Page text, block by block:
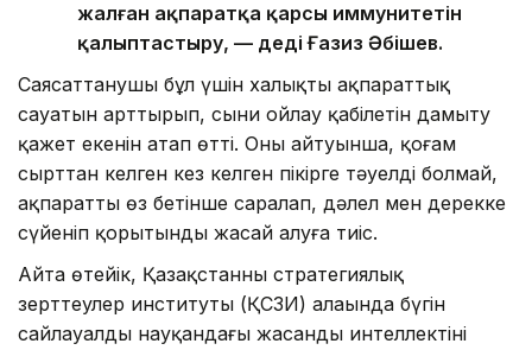
жалған ақпаратқа қарсы иммунитетін
қалыптастыру, — деді Ғазиз Әбішев.
Саясаттанушы бұл үшін халықтың ақпараттық
сауатын арттырып, сыни ойлау қабілетін дамыту
қажет екенін атап өтті. Оның айтуынша, қоғам
сырттан келген кез келген пікірге тәуелді болмай,
ақпаратты өз бетінше саралап, дәлел мен дерекке
сүйеніп қорытынды жасай алуға тиіс.
Айта өтейік, Қазақстанның стратегиялық
зерттеулер институты (ҚСЗИ) алаңында бүгін
сайлауалды науқандағы жасанды интеллектінің